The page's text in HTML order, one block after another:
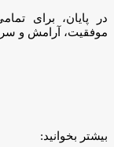
در پایان، برای
موفقیت، آرامش و
بیشتر بخوانید: